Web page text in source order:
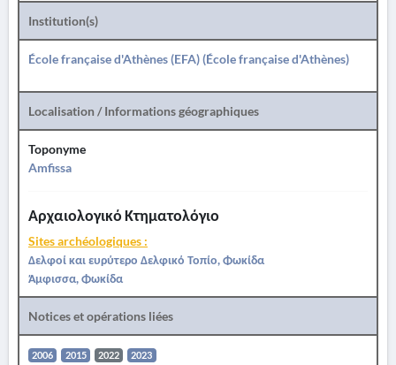
Institution(s)
École française d'Athènes (EFA) (École française d'Athènes)
Localisation / Informations géographiques
Toponyme
Amfissa
Αρχαιολογικό Κτηματολόγιο
Sites archéologiques :
Δελφοί και ευρύτερο Δελφικό Τοπίο, Φωκίδα
Άμφισσα, Φωκίδα
Notices et opérations liées
2006 2015 2022 2023